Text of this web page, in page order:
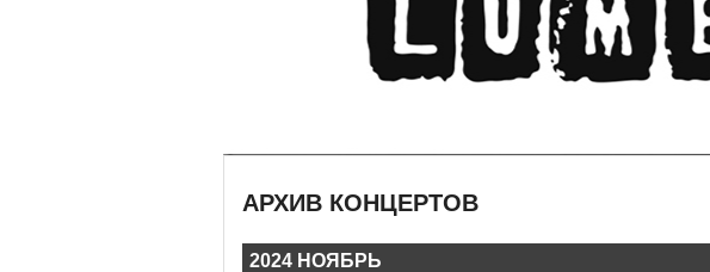
АРХИВ КОНЦЕРТОВ
2024 НОЯБРЬ